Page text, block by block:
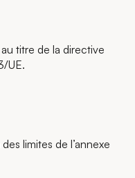
titre de la directive
UE.
limites de l’annexe